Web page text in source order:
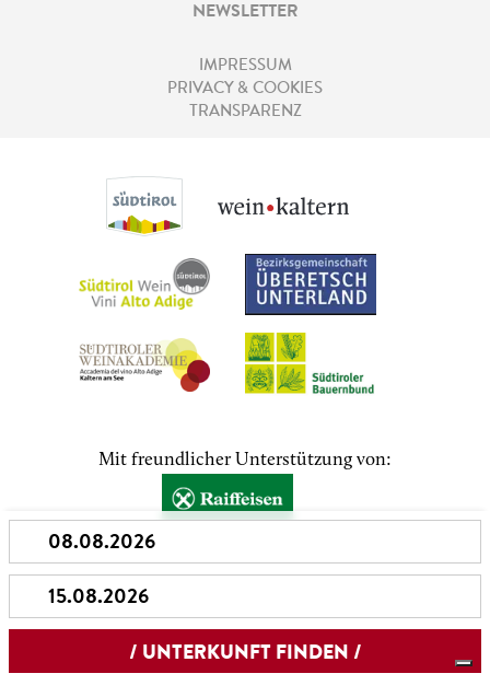
NEWSLETTER
IMPRESSUM
PRIVACY & COOKIES
TRANSPARENZ
Mit freundlicher Unterstützung von: